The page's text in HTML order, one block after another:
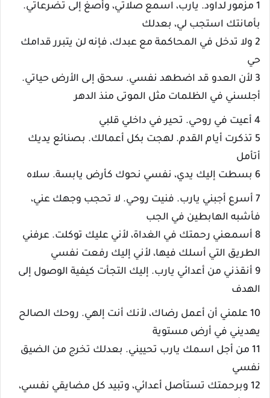
1 مزمور لداود. يارب، اسمع صلاتي، وأصغ إلى تضرعاتي.
بأمانتك استجب لي، بعدلك
2 ولا تدخل في المحاكمة مع عبدك، فإنه لن يتبرر قدامك
حي
3 لأن العدو قد اضطهد نفسي. سحق إلى الأرض حياتي.
أجلسني في الظلمات مثل الموتى منذ الدهر
4 أعيت في روحي. تحير في داخلي قلبي
5 تذكرت أيام القدم. لهجت بكل أعمالك. بصنائع يديك
أتأمل
6 بسطت إليك يدي، نفسي نحوك كأرض يابسة. سلاه
7 أسرع أجبني يارب. فنيت روحي. لا تحجب وجهك عني،
فأشبه الهابطين في الجب
8 أسمعني رحمتك في الغداة، لأني عليك توكلت. عرفني
الطريق التي أسلك فيها، لأني إليك رفعت نفسي
9 أنقذني من أعدائي يارب. إليك التجأت كيفية الوصول إلى
الهدف
10 علمني أن أعمل رضاك، لأنك أنت إلهي. روحك الصالح
يهديني في أرض مستوية
11 من أجل اسمك يارب تحييني. بعدلك تخرج من الضيق
نفسي
12 وبرحمتك تستأصل أعدائي، وتبيد كل مضايقي نفسي،